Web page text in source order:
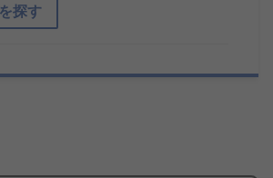
探す